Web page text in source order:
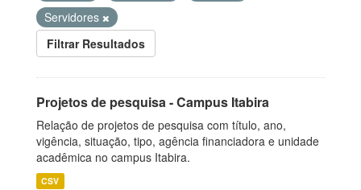
Servidores
Filtrar Resultados
Projetos de pesquisa - Campus Itabira
Relação de projetos de pesquisa com título, ano,
vigência, situação, tipo, agência financiadora e unidade
acadêmica no campus Itabira.
CSV